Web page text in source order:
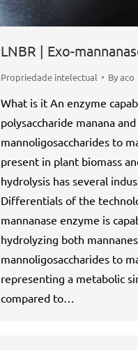
LNBR | Exo-
Propriedade intelectual Byaco
What is it An enzyme
polysaccharide manana and
mannoligosaccharides to
present in plant biomass
hydrolysis has several
Differentials of the
mannanase enzyme is
hydrolyzing both
mannoligosaccharides to
representing a metabolic
compared to…